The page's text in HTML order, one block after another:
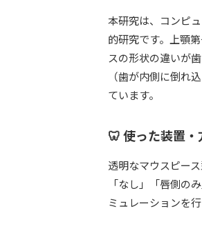
本研究は、コンピ
的研究です。上顎
スの形状の違いが
（歯が内側に倒れ
ています。
🦷 使った装置・
透明なマウスピー
「なし」「唇側の
ミュレーションを